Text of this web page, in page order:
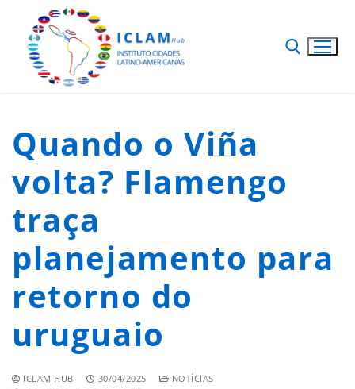
Quando o Viña
volta? Flamengo
traça
planejamento para
retorno do
uruguaio
ICLAM HUB 30/04/2025
NOTÍCIAS